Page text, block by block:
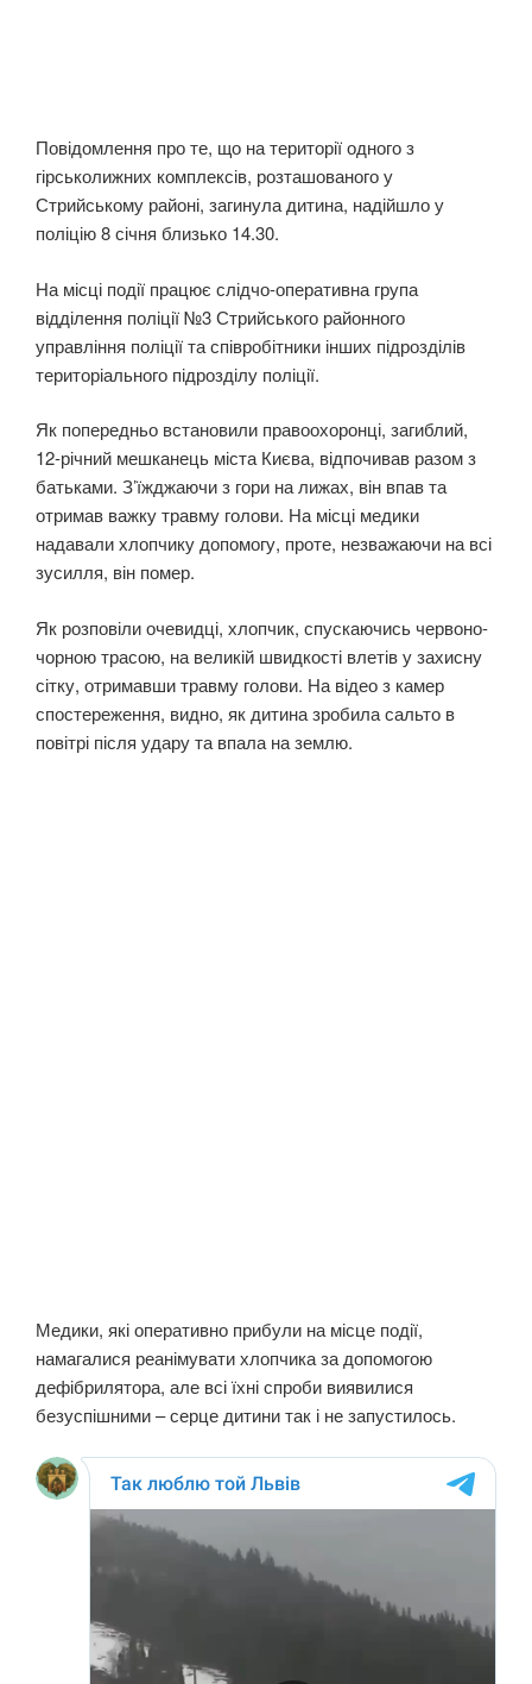
Повідомлення про те, що на території одного з
гірськолижних комплексів, розташованого у
Стрийському районі, загинула дитина, надійшло у
поліцію 8 січня близько 14.30.
На місці події працює слідчо-оперативна група
відділення поліції №3 Стрийського районного
управління поліції та співробітники інших підрозділів
територіального підрозділу поліції.
Як попередньо встановили правоохоронці, загиблий,
12-річний мешканець міста Києва, відпочивав разом з
батьками. З’їжджаючи з гори на лижах, він впав та
отримав важку травму голови. На місці медики
надавали хлопчику допомогу, проте, незважаючи на всі
зусилля, він помер.
Як розповіли очевидці, хлопчик, спускаючись червоно-
чорною трасою, на великій швидкості влетів у захисну
сітку, отримавши травму голови. На відео з камер
спостереження, видно, як дитина зробила сальто в
повітрі після удару та впала на землю.
Медики, які оперативно прибули на місце події,
намагалися реанімувати хлопчика за допомогою
дефібрилятора, але всі їхні спроби виявилися
безуспішними – серце дитини так і не запустилось.